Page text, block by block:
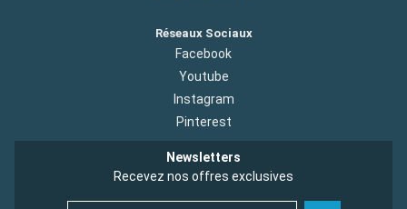
Réseaux Sociaux
Facebook
Youtube
Instagram
Pinterest
Newsletters
Recevez nos offres exclusives